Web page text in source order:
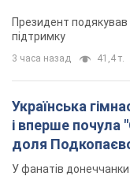
внаслідок
директорка
Вічна пам'ять
8 часов назад 18,8 т.